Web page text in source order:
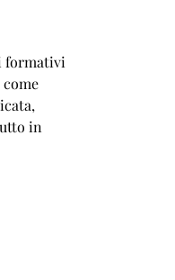
formativi
in